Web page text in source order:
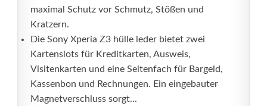
maximal Schutz vor Schmutz, Stößen und
Kratzern.
Die Sony Xperia Z3 hülle leder bietet zwei
Kartenslots für Kreditkarten, Ausweis,
Visitenkarten und eine Seitenfach für Bargeld,
Kassenbon und Rechnungen. Ein eingebauter
Magnetverschluss sorgt...